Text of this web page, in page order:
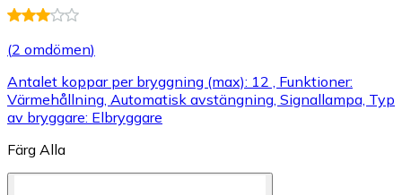
(2 omdömen)
Antalet koppar per bryggning (max): 12 , Funktioner:
Värmehållning, Automatisk avstängning, Signallampa, Typ
av bryggare: Elbryggare
Färg Alla